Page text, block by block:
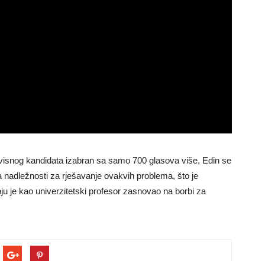
kandidata izabran sa samo 700 glasova više, Edin se
za rješavanje ovakvih problema, što je
je kao univerzitetski profesor zasnovao na borbi za